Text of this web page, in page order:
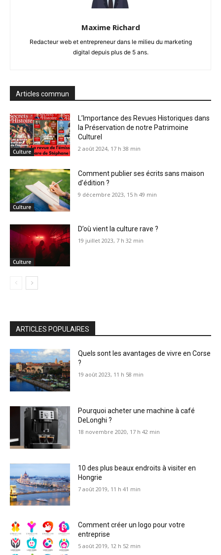
Maxime Richard
Redacteur web et entrepreneur dans le milieu du marketing
digital depuis plus de 5 ans.
Articles commun
Culture
L’Importance des Revues Historiques dans
la Préservation de notre Patrimoine
Culturel
2 août 2024, 17 h 38 min
Culture
Comment publier ses écrits sans maison
d’édition ?
9 décembre 2023, 15 h 49 min
Culture
D’où vient la culture rave ?
19 juillet 2023, 7 h 32 min
ARTICLES POPULAIRES
Quels sont les avantages de vivre en Corse
?
19 août 2023, 11 h 58 min
Pourquoi acheter une machine à café
DeLonghi ?
18 novembre 2020, 17 h 42 min
10 des plus beaux endroits à visiter en
Hongrie
7 août 2019, 11 h 41 min
Comment créer un logo pour votre
entreprise
5 août 2019, 12 h 52 min